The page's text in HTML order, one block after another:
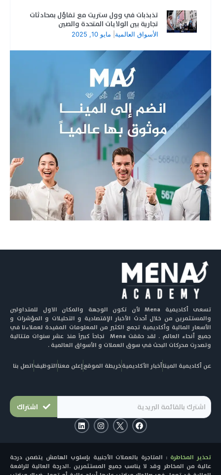
تذبذبات في وول ستريت مع تفاؤل بمحادثات
تجارية بين الولايات المتحدة والصين
الأسواق العالمية مايو 10, 2025
تسعى أكاديمية Mena لأن تكون الوجهة والمكان الاول للمتداولين
والمستثمرين من خلال أحدث الأخبار الإقتصادية و التحليلات و المؤشرات و
الأسعار المالية وأكاديمية تجمع الكثير من المعلومات المفيدة لعملاءنا في
جميع أنحاء العالم . لقد حققت Mena نجاحاً كبيراً منذ عشر سنوات متتالية
وتصدرت محركات البحث في سوق العملات و الأسواق العالمية .
عن أكاديمية الميناأخبار الأكاديميةخريطة الموقعإعلن معناالتوظيفاتصل بنا
اشتراك
F
a
c
o
o
I
n
s
g
r
L
i
n
d
i
تحذير المخاطرة : المتاجرة بالعملات الأجنبية بإسلوب الهامش يتضمن درجة
عالية من المخاطر وقد لا يناسب جميع المستثمرين .الدرجة العالية للرافعة